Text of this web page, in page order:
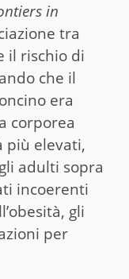
in
tra
il rischio di
che il
era
corporea
più elevati,
adulti sopra
incoerenti
gli
per